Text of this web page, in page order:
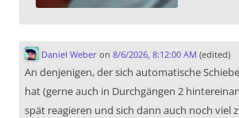
Daniel Weberon 8/6/2026, 8:12:00 AM (edited)
An denjenigen, der sich automatische
hat (gerne auch in Durchgängen 2
spät reagieren und sich dann auch noch viel